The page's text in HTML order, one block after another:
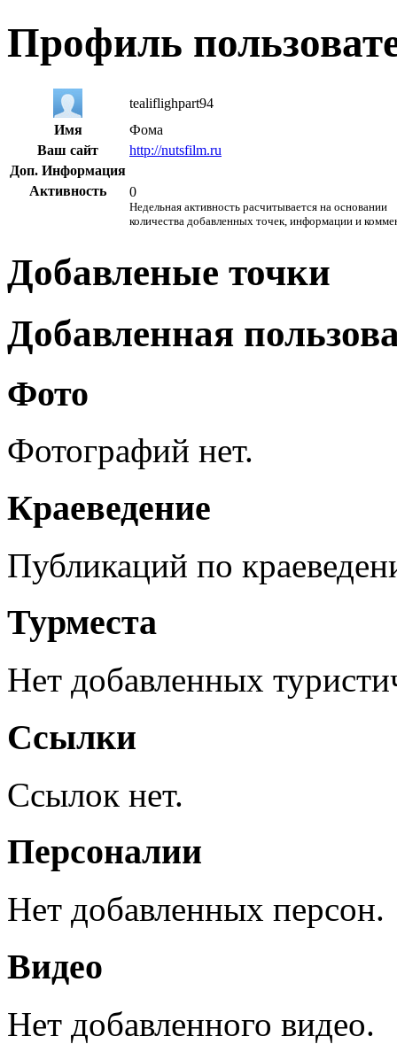
Профиль
tealiflighpart94
Имя
Фома
Ваш сайт
http://nutsfilm.ru
Доп. Информация
Активность
0
Недельная активность расчитывается на основании
количества добавленных точек, информации и
Добавленые точки
Добавленная
Фото
Фотографий нет.
Краеведение
Публикаций по
Турместа
Нет добавленных
Ссылки
Ссылок нет.
Персоналии
Нет добавленных персон.
Видео
Нет добавленного видео.